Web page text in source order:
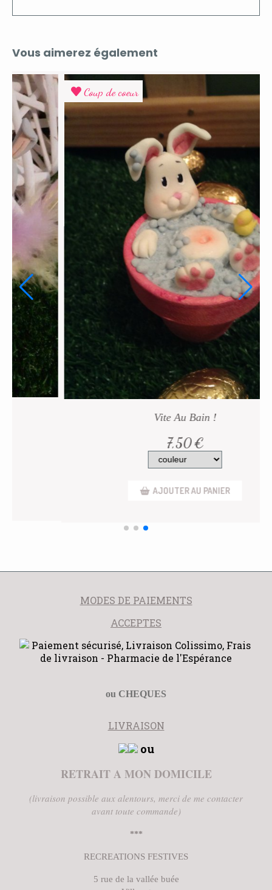
Vous aimerez également
Les Coffrets Licornes
AJOUTER AU PANIER
Top Vente
MODES DE PAIEMENTS
ACCEPTES
ou CHEQUES
LIVRAISON
ou
RETRAIT A MON DOMICILE
(livraison possible aux alentours, merci de me contacter
avant toute commande)
***
RECREATIONS FESTIVES
5 rue de la vallée buée